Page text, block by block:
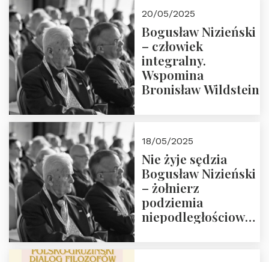
20/05/2025
Bogusław Nizieński
– człowiek
integralny.
Wspomina
Bronisław Wildstein
18/05/2025
Nie żyje sędzia
Bogusław Nizieński
– żołnierz
podziemia
niepodległościowego